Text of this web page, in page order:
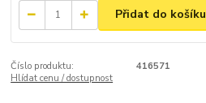
Přidat do košíku
Číslo produktu:
416571
Hlídat cenu / dostupnost